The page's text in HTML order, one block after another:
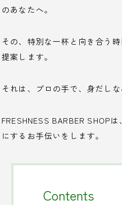
のあなたへ。
その、特別な一杯と向き合う
提案します。
それは、プロの手で、身だし
FRESHNESS BARBER SHOP
にするお手伝いをします。
Contents